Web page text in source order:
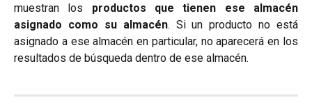
muestran los productos que tienen ese almacén
asignado como su almacén. Si un producto no está
asignado a ese almacén en particular, no aparecerá en los
resultados de búsqueda dentro de ese almacén.